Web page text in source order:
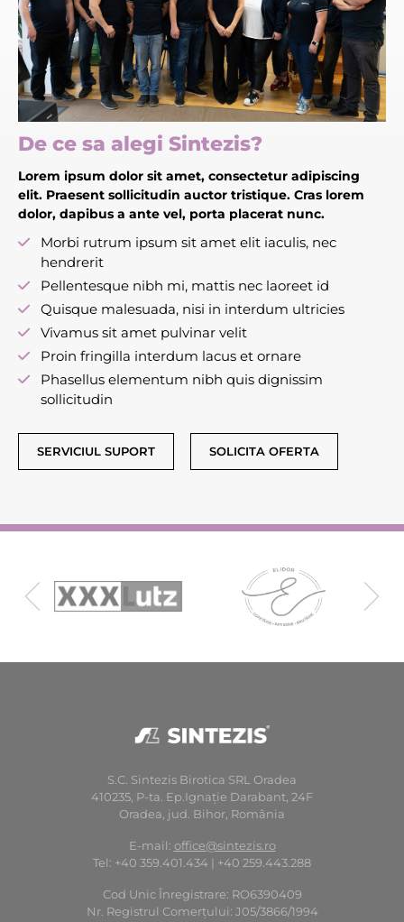
De ce sa alegi Sintezis?
Lorem ipsum dolor sit amet, consectetur adipiscing
elit. Praesent sollicitudin auctor tristique. Cras lorem
dolor, dapibus a ante vel, porta placerat nunc.
Morbi rutrum ipsum sit amet elit iaculis, nec
hendrerit
Pellentesque nibh mi, mattis nec laoreet id
Quisque malesuada, nisi in interdum ultricies
Vivamus sit amet pulvinar velit
Proin fringilla interdum lacus et ornare
Phasellus elementum nibh quis dignissim
sollicitudin
SERVICIUL SUPORT SOLICITA OFERTA
S.C. Sintezis Birotica SRL Oradea
410235, P-ta. Ep.Ignaţie Darabant, 24F
Oradea, jud. Bihor, România
E-mail: office@sintezis.ro
Tel: +40 359.401.434 | +40 259.443.288
Cod Unic Înregistrare: RO6390409
Nr. Registrul Comerţului: J05/3866/1994